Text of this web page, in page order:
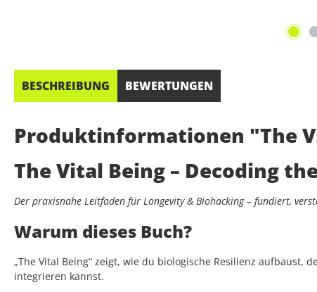
BESCHREIBUNG BEWERTUNGEN
Produktinformationen "The
The Vital Being – Decoding
Der praxisnahe Leitfaden für Longevity & Biohacking – fundiert,
Warum dieses Buch?
„The Vital Being“ zeigt, wie du biologische Resilienz
integrieren kannst.